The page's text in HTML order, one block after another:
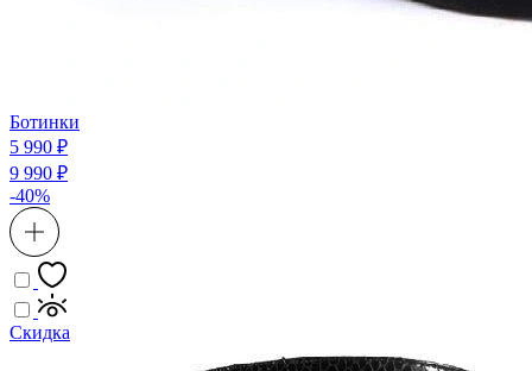
Ботинки
5 990 ₽
9 990 ₽
-40%
Скидка